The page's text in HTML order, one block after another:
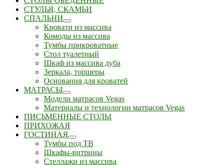
СТУЛЬЯ, СКАМЬИ
СПАЛЬНИ
Кровати из массива
Комоды из массива
Тумбы прикроватные
Стол туалетный
Шкаф из массива дуба
Зеркала, торшеры
Основания для кроватей
МАТРАСЫ
Модели матрасов Vegas
Материалы и технологии матрасов Vegas
ПИСЬМЕННЫЕ СТОЛЫ
ПРИХОЖАЯ
ГОСТИНАЯ
Тумбы под ТВ
Шкафы-витрины
Стеллажи из массива